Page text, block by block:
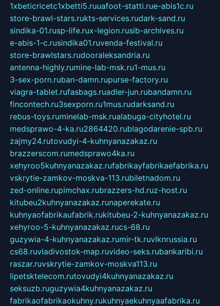
1xbeticricetc1xbetti5.ruuafoot-statti.rue-abis1c.ru
store-brawl-stars.rukts-services.rudark-sand.ru
sindika-01.rusp-life.rux-legion.rusib-archives.ru
e-abis-1-c.rusindika01.ruvenda-festival.ru
store-brawlstars.rudooraleksandria.ru
antenna-highly.rumine-lab-msk.ru1-mus.ru
3-sex-porn.ruban-damn.rupurse-factory.ru
viagra-tablet.rufasbags.ruadler-jun.rubandamn.ru
fincontech.ru3sexporn.ru1mus.rudarksand.ru
rebus-toys.ruminelab-msk.rualabuga-cityhotel.ru
medsprawo-4-ka.ru2864420.rublagodarenie-spb.ru
zajmy24.rutovudyi-4-kuhnyanazakaz.ru
brazzerscom.rumedsprawo4ka.ru
xehyroo5kuhnyanazakaz.rufabrikayfabrikaefabrika.ru
vskrytie-zamkov-moskva-113.rubiletnadom.ru
zed-online.rupimchax.rubrazzers-hd.ruz-host.ru
kitubeu2kuhnyanazakaz.runaperekate.ru
kuhnyaofabrikaufabrik.rukitubeu-2-kuhnyanazakaz.ru
xehyroo-5-kuhnyanazakaz.rucs-68.ru
guzywia-4-kuhnyanazakaz.rumir-tk.ruvlknrussia.ru
cs68.ruvladivostok-map.ruvideo-seks.rubankaribi.ru
raszar.ruvskrytie-zamkov-moskva113.ru
lipetsktelecom.rutovudyi4kuhnyanazakaz.ru
seksuzb.ruguzywia4kuhnyanazakaz.ru
fabrikaofabrikaokuhny.rukuhnyaekuhnyaafabrika.ru